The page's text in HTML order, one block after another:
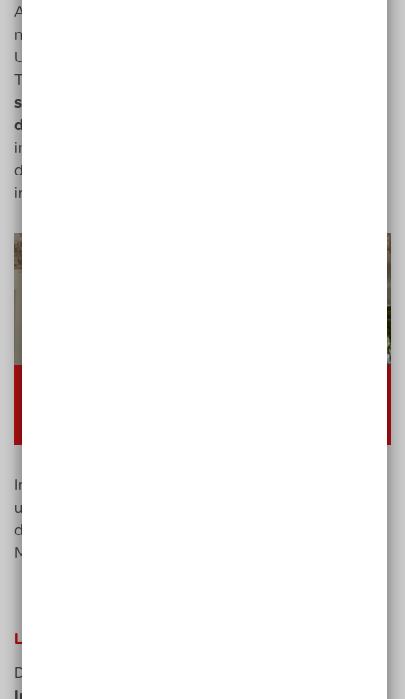
Auch
niederschwellige Bandbreite an
Unterstützungsmöglichkeiten. Wer mit Hilfe von
Technologie Zugang zu digitalen Welten hat, kann diese
selbstbestimmter nutzen und ist im besten Falle
deutlich weniger auf andere angewiesen.
inklusive Lern
denn die vielfältigen Zugangsmöglichkeiten erleichtern
individuelles Lernen.
Video-
Player
Im Video: Lea Schulz, Sonderpädagogin, Studienleiterin
und Expertin in Sachen Inklusion und digitale Medien in
der schulischen Bildung, zu Lernen
Medien.
Lernen mit digitalen Medien
Digitale Medien bieten durch ihre